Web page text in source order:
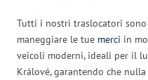
Tutti i nostri traslocatori
maneggiare le tue merci in
veicoli moderni, ideali per il
Králové, garantendo che